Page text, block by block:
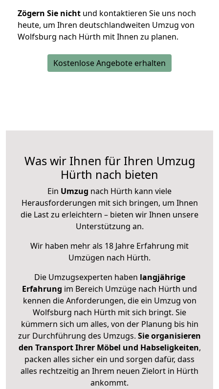
Zögern Sie nicht und kontaktieren Sie uns noch
heute, um Ihren deutschlandweiten Umzug von
Wolfsburg nach Hürth mit Ihnen zu planen.
Kostenlose Angebote erhalten
Was wir Ihnen für Ihren Umzug
Hürth nach bieten
Ein Umzug nach Hürth kann viele
Herausforderungen mit sich bringen, um Ihnen
die Last zu erleichtern – bieten wir Ihnen unsere
Unterstützung an.
Wir haben mehr als 18 Jahre Erfahrung mit
Umzügen nach Hürth.
Die Umzugsexperten haben langjährige
Erfahrung im Bereich Umzüge nach Hürth und
kennen die Anforderungen, die ein Umzug von
Wolfsburg nach Hürth mit sich bringt. Sie
kümmern sich um alles, von der Planung bis hin
zur Durchführung des Umzugs. Sie organisieren
den Transport Ihrer Möbel und Habseligkeiten,
packen alles sicher ein und sorgen dafür, dass
alles rechtzeitig an Ihrem neuen Zielort in Hürth
ankommt.